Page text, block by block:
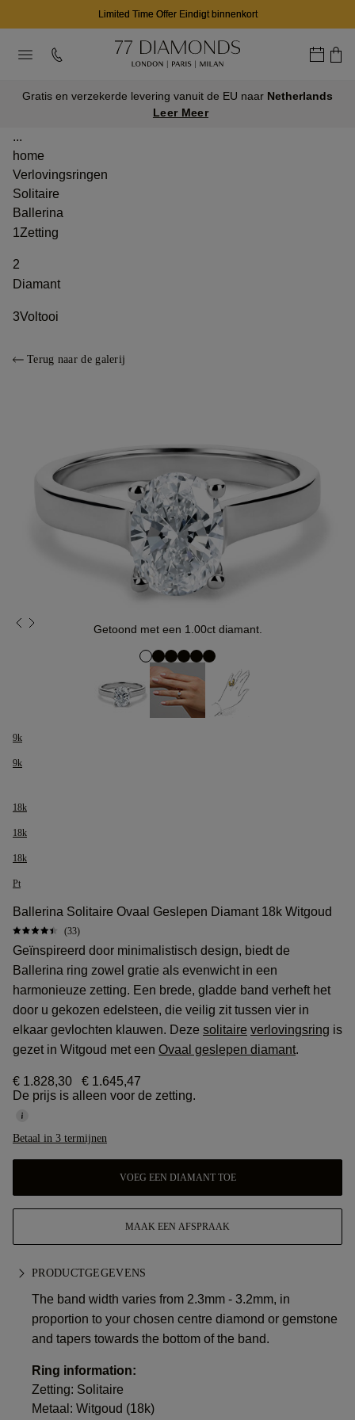
Limited Time Offer Eindigt binnenkort
Gratis en verzekerde levering vanuit de EU naar Netherlands
Leer Meer
...
home
Verlovingsringen
Solitaire
Ballerina
1Zetting
2
Diamant
3Voltooi
Terug naar de galerij
Getoond met een 1.00ct diamant.
9k
9k
18k
18k
18k
Pt
Ballerina Solitaire Ovaal Geslepen Diamant 18k Witgoud
(33)
Geïnspireerd door minimalistisch design, biedt de
Ballerina ring zowel gratie als evenwicht in een
harmonieuze zetting. Een brede, gladde band verheft het
door u gekozen edelsteen, die veilig zit tussen vier in
elkaar gevlochten klauwen. Deze solitaire verlovingsring is
gezet in Witgoud met een Ovaal geslepen diamant.
€ 1.828,30
€ 1.645,47
De prijs is alleen voor de zetting.
Betaal in 3 termijnen
VOEG EEN DIAMANT TOE
MAAK EEN AFSPRAAK
PRODUCTGEGEVENS
The band width varies from 2.3mm - 3.2mm, in
proportion to your chosen centre diamond or gemstone
and tapers towards the bottom of the band.
Ring information:
Zetting: Solitaire
Metaal: Witgoud (18k)